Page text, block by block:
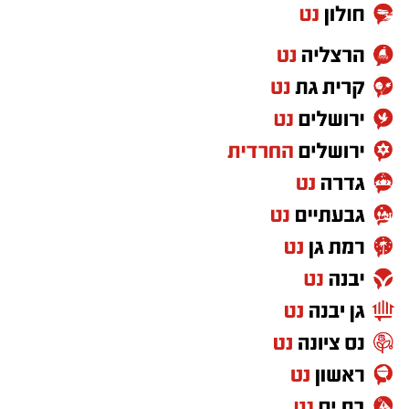
כה. ואצלנו? כיסאות ריקים. וזה אולי הסיפור הכי
בואו לא נעבוד על עצמנו. כולנו יודעים איך יציע
העיתונאים הזה היה נראה אם על הדשא הייתה
משחקת מכבי תל אביב או מכבי חיפה. כנראה
שלא הייתי צריך לספור כדי למצוא עיתונאי ישראלי.
היו כתבים, היו פרשנים, היו צלמים, היו שידורים
חיים. היינו מקבלים דיווחים מהמלון, מהאימון
המסכם, מהאוטובוס בדרך לאצטדיון ומהמסדרון
בדרך לחדר ההלבשה. אבל כשזו הפועל באר שבע?
פתאום אפשר להסתפק בלראות את המשחק
מהטלוויזיה. וזה לא עניין של משחק אחד. זו לא
מעידה חד-פעמית. זו תחושה שמלווה את אוהדי
הפועל באר שבע כבר שנים - שמועדון שמביא
הישגים, שמייצג את ישראל באירופה ושכתב פרקים
מפוארים בכדורגל הישראלי, עדיין לא זוכה ליחס